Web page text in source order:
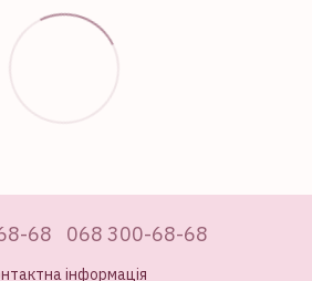
68 068 300-68-68
інформація